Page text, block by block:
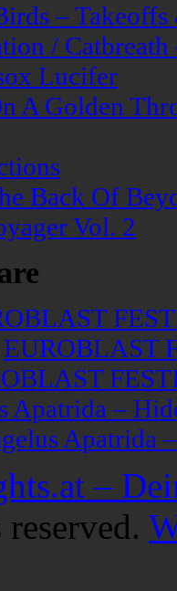
–
/
Lucifer
A Golden
Back Of
Vol. 2
EUROBLAST
Apatrida –
Apatrida
–